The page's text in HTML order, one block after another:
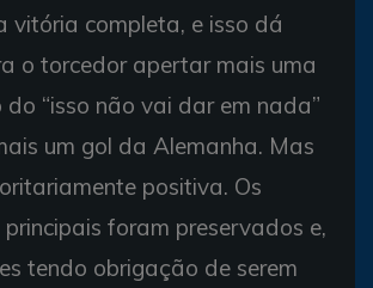
vitória completa, e isso dá
o torcedor apertar mais uma
“isso não vai dar em nada”
um gol da Alemanha. Mas
positiva. Os
foram preservados e,
tendo obrigação de serem